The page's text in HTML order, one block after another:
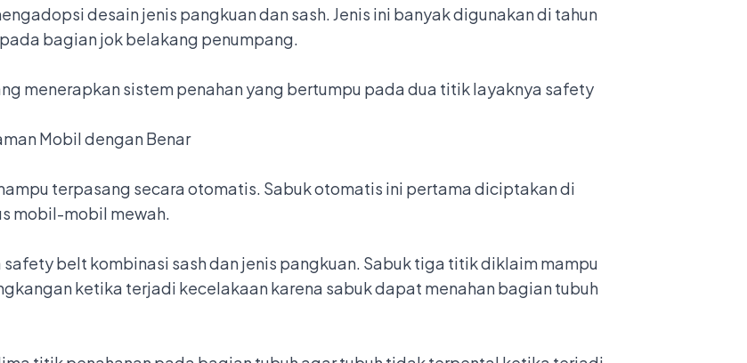
desain jenis pangkuan dan sash. Jenis ini banyak digunakan di tahun
bagian jok belakang penumpang.
menerapkan sistem penahan yang bertumpu pada dua titik layaknya safety
Mobil dengan Benar
terpasang secara otomatis. Sabuk otomatis ini pertama diciptakan di
mobil-mobil mewah.
belt kombinasi sash dan jenis pangkuan. Sabuk tiga titik diklaim mampu
ketika terjadi kecelakaan karena sabuk dapat menahan bagian tubuh